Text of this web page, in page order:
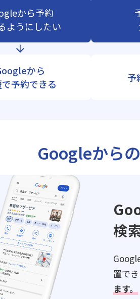
から予約
ようにしたい
から
予約できる
予
Googleからの
検
置でき
ます。